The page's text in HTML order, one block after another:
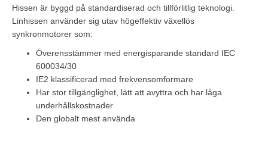
Hissen är byggd på standardiserad och tillförlitlig teknologi.
Linhissen använder sig utav högeffektiv växellös
synkronmotorer som:
Överensstämmer med energisparande standard IEC
600034/30
IE2 klassificerad med frekvensomformare
Har stor tillgänglighet, lätt att avyttra och har låga
underhållskostnader
Den globalt mest använda